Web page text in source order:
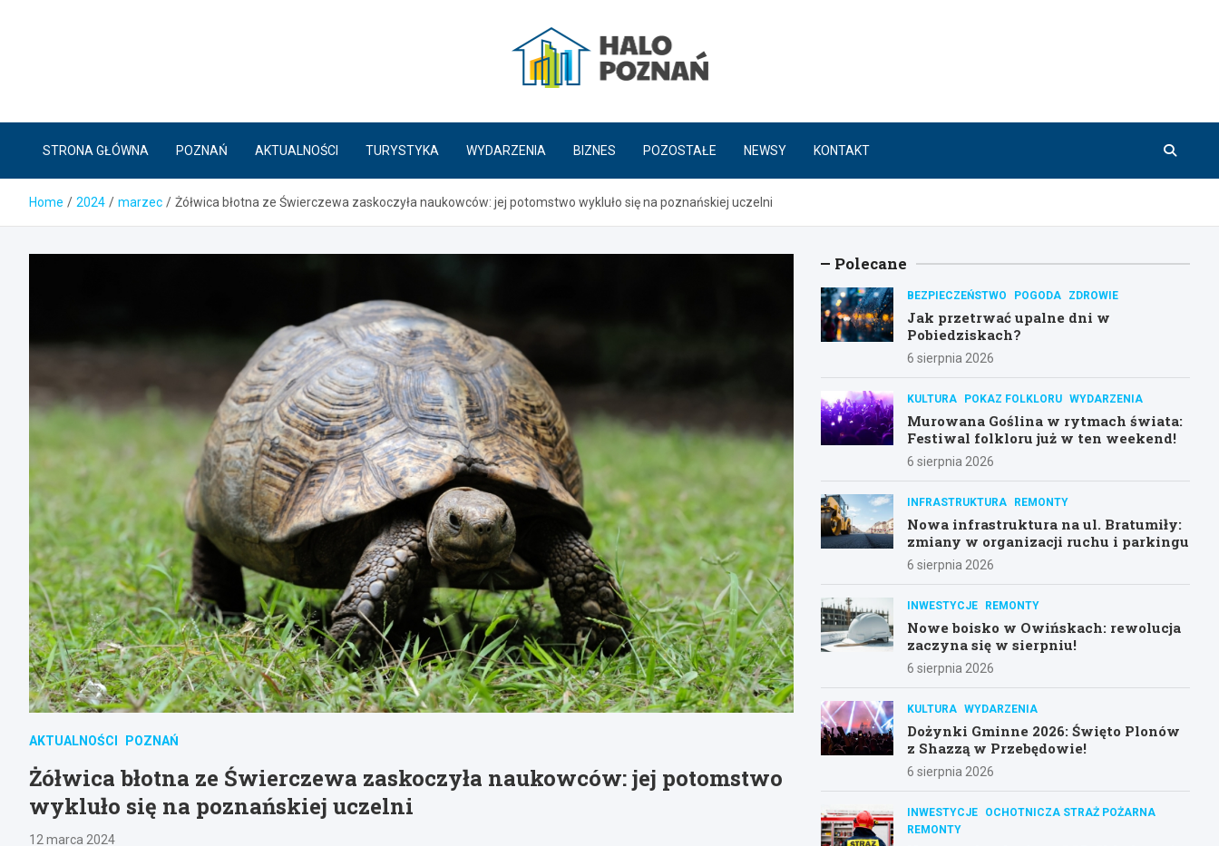
HaloPoznań.pl
STRONA GŁÓWNA POZNAŃ AKTUALNOŚCI TURYSTYKA WYDARZENIA BIZNES POZOSTAŁE NEWSY KONTAKT
Home 2024 marzec Żółwica błotna ze Świerczewa zaskoczyła naukowców: jej potomstwo wykluło się na poznańskiej uczelni
AKTUALNOŚCI POZNAŃ
Żółwica błotna ze Świerczewa zaskoczyła naukowców: jej potomstwo
wykluło się na poznańskiej uczelni
12 marca 2024
Polecane
BEZPIECZEŃSTWO POGODA ZDROWIE
Jak przetrwać upalne dni w
Pobiedziskach?
6 sierpnia 2026
KULTURA POKAZ FOLKLORU WYDARZENIA
Murowana Goślina w rytmach świata:
Festiwal folkloru już w ten weekend!
6 sierpnia 2026
INFRASTRUKTURA REMONTY
Nowa infrastruktura na ul. Bratumiły:
zmiany w organizacji ruchu i parkingu
6 sierpnia 2026
INWESTYCJE REMONTY
Nowe boisko w Owińskach: rewolucja
zaczyna się w sierpniu!
6 sierpnia 2026
KULTURA WYDARZENIA
Dożynki Gminne 2026: Święto Plonów
z Shazzą w Przebędowie!
6 sierpnia 2026
INWESTYCJE
OCHOTNICZA STRAŻ POŻARNA
REMONTY